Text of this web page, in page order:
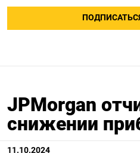
ПОДПИСАТЬСЯ
JPMorgan
снижении
11.10.2024